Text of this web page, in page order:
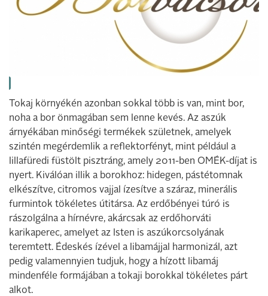
Tokaj környékén azonban sokkal több is van, mint bor,
noha a bor önmagában sem lenne kevés. Az aszúk
árnyékában minőségi termékek születnek, amelyek
szintén megérdemlik a reflektorfényt, mint például a
lillafüredi füstölt pisztráng, amely 2011-ben OMÉK-díjat is
nyert. Kiválóan illik a borokhoz: hidegen, pástétomnak
elkészítve, citromos vajjal ízesítve a száraz, minerális
furmintok tökéletes útitársa. Az erdőbényei túró is
rászolgálna a hírnévre, akárcsak az erdőhorváti
karikaperec, amelyet az Isten is aszúkorcsolyának
teremtett. Édeskés ízével a libamájjal harmonizál, azt
pedig valamennyien tudjuk, hogy a hízott libamáj
mindenféle formájában a tokaji borokkal tökéletes párt
alkot.